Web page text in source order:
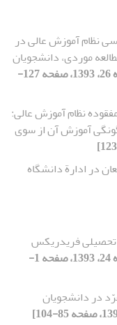
نظام آموزش عالی در
موردی، دانشجویان
[دوره 8، شماره 26، 1393، صفحه 127-
نظام آموزش عالی:
آموزش آن از سوی
در ادارة دانشگاه
تحصیلی فریدریکس
[دوره 8، شماره 24، 1393، صفحه 1-
در دانشجویان